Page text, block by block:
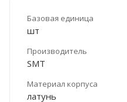
Базовая единица
шт
Производитель
SMT
Материал корпуса
латунь